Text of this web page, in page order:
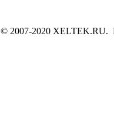
© 2007-2020 XELTEK.RU.